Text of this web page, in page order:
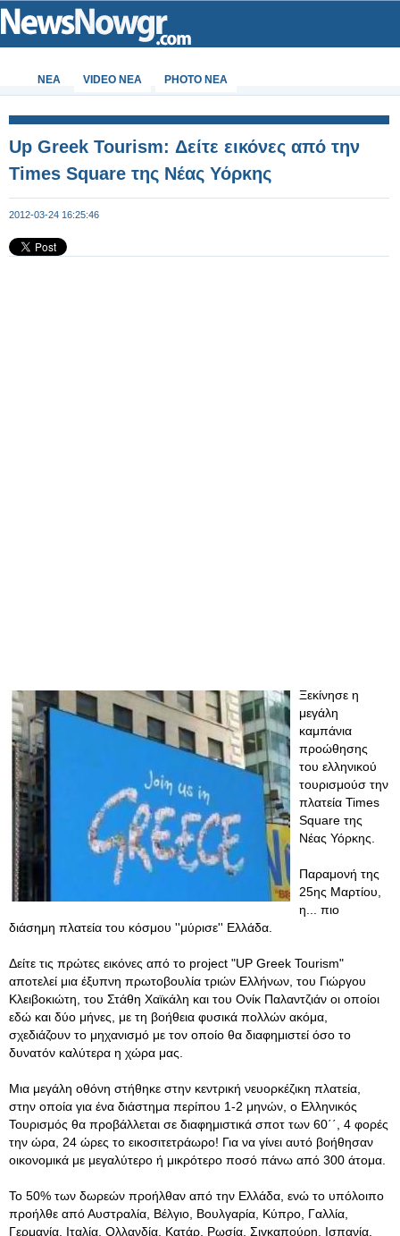
ΝΕΑ VIDEO NEA PHOTO NEA
Up Greek Tourism: Δείτε εικόνες από την
Times Square της Νέας Υόρκης
2012-03-24 16:25:46
Ξεκίνησε η
μεγάλη
καμπάνια
προώθησης
τoυ ελληνικού
τουρισμούσ την
πλατεία Times
Square της
Νέας Υόρκης.
Παραμονή της
25ης Μαρτίου,
η... πιο
διάσημη πλατεία του κόσμου ''μύρισε'' Ελλάδα.
Δείτε τις πρώτες εικόνες από το project "UP Greek Tourism"
αποτελεί μια έξυπνη πρωτοβουλία τριών Ελλήνων, του Γιώργου
Κλειβοκιώτη, του Στάθη Χαϊκάλη και του Ονίκ Παλαντζιάν οι οποίοι
εδώ και δύο μήνες, με τη βοήθεια φυσικά πολλών ακόμα,
σχεδιάζουν το μηχανισμό με τον οποίο θα διαφημιστεί όσο το
δυνατόν καλύτερα η χώρα μας.
Μια μεγάλη οθόνη στήθηκε στην κεντρική νευορκέζικη πλατεία,
στην οποία για ένα διάστημα περίπου 1-2 μηνών, ο Ελληνικός
Τουρισμός θα προβάλλεται σε διαφημιστικά σποτ των 60΄΄, 4 φορές
την ώρα, 24 ώρες το εικοσιτετράωρο! Για να γίνει αυτό βοήθησαν
οικονομικά με μεγαλύτερο ή μικρότερο ποσό πάνω από 300 άτομα.
Το 50% των δωρεών προήλθαν από την Ελλάδα, ενώ το υπόλοιπο
προήλθε από Αυστραλία, Βέλγιο, Βουλγαρία, Κύπρο, Γαλλία,
Γερμανία, Ιταλία, Ολλανδία, Κατάρ, Ρωσία, Σιγκαπούρη, Ισπανία,